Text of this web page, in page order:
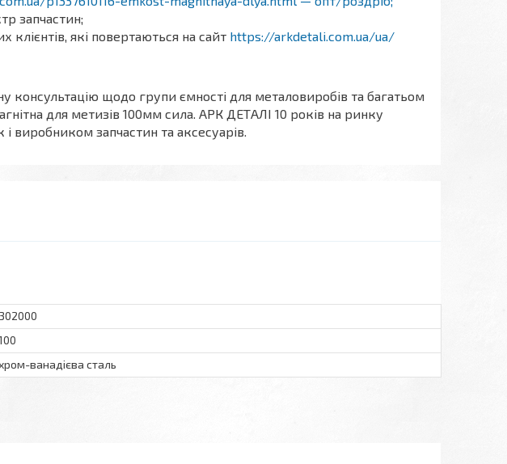
запчастин;
клієнтів, які повертаються на сайт https://arkdetali.com.ua/ua/
консультацію щодо групи ємності для металовиробів та багатьом
для метизів 100мм сила. АРК ДЕТАЛІ 10 років на ринку
виробником запчастин та аксесуарів.
302000
ванадієва сталь